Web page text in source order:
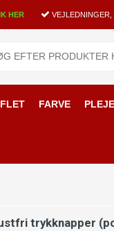
HER
FARVE PLEJE
trykknapper